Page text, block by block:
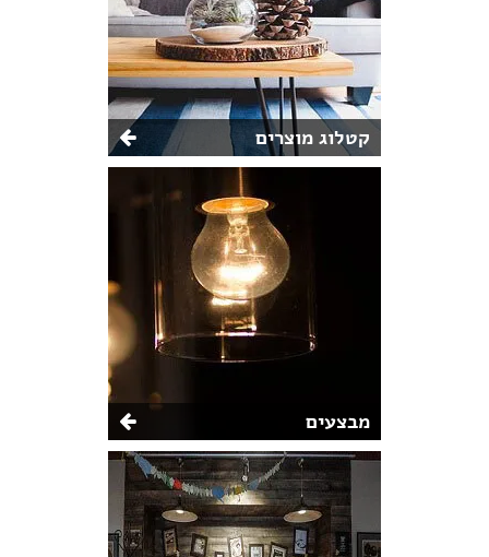
קטלוג מוצרים
מבצעים